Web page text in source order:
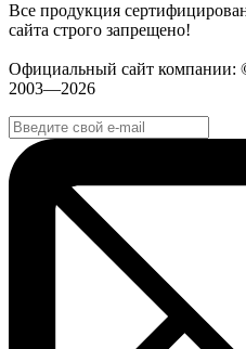
Все продукция
сайта строго запрещено!
Официальный сайт
2003—2026